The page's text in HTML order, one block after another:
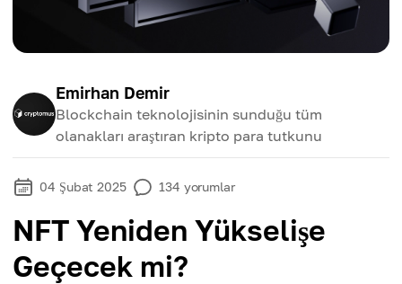
Emirhan Demir
Blockchain teknolojisinin sunduğu tüm
olanakları araştıran kripto para tutkunu
04 Şubat 2025 134 yorumlar
NFT Yeniden Yükselişe
Geçecek mi?